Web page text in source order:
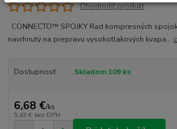
Ohodnotiť produkt
CONNECTO™ SPOJKY Rad kompresných
navrhnutý na prepravu vysokotlakových kvapa...
Dostupnosť Skladom 109 ks
6,68 €/ks
5,43 € bez DPH